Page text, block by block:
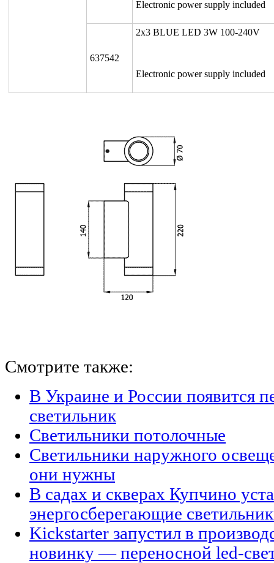
Electronic power supply included
637542
2x3 BLUE LED 3W 100-240V
Electronic power supply included
Смотрите также:
В Украине и России появится
светильник
Светильники потолочные
Светильники наружного
они нужны
В садах и скверах Купчино
энергосберегающие
Kickstarter запустил в
новинку — переносной led-